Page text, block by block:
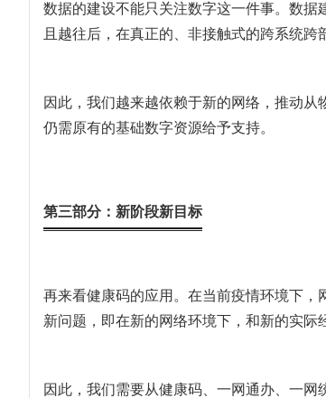
数据的建设不能只关注数字这一件事。数
且越往后，在真正的、非接触式的跨系统
因此，我们越来越依赖于新的网络，推动
仍需原有的基础数字资源给予支持。
第三部分：新阶段新目标
再来看健康码的应用。在当前疫情环境下
新问题，即在新的网络环境下，和新的实际
因此，我们需要从健康码、一网通办、一